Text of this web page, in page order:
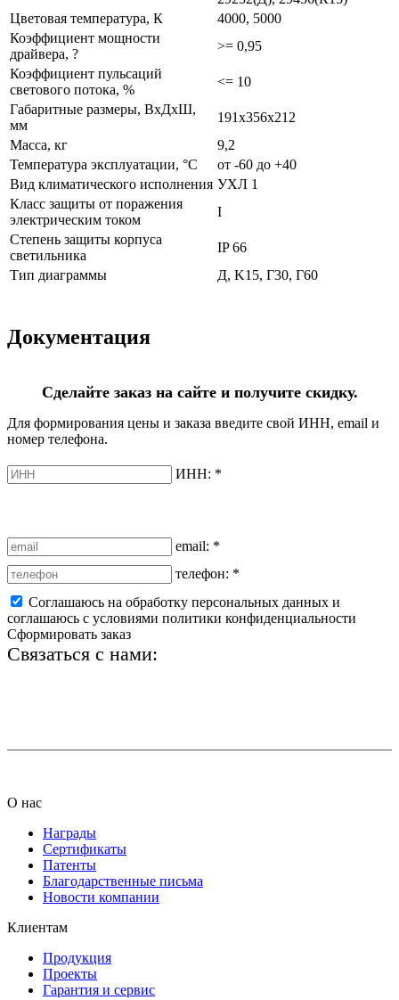
Цветовая температура, К
4000, 5000
Коэффициент мощности
драйвера, ?
>= 0,95
Коэффициент пульсаций
светового потока, %
<= 10
Габаритные размеры, ВхДхШ,
мм
191x356x212
Масса, кг
9,2
Температура эксплуатации, °С
от -60 до +40
Вид климатического исполнения УХЛ 1
Класс защиты от поражения
электрическим током
I
Степень защиты корпуса
светильника
IP 66
Тип диаграммы
Д, K15, Г30, Г60
Документация
Сделайте заказ на сайте и получите скидку.
Для формирования цены и заказа введите свой ИНН, email и
номер телефона.
ИНН: *
email: *
телефон: *
Соглашаюсь на обработку персональных данных и
соглашаюсь с условиями политики конфиденциальности
Сформировать заказ
Связаться с нами:
О нас
Награды
Сертификаты
Патенты
Благодарственные письма
Новости компании
Клиентам
Продукция
Проекты
Гарантия и сервис